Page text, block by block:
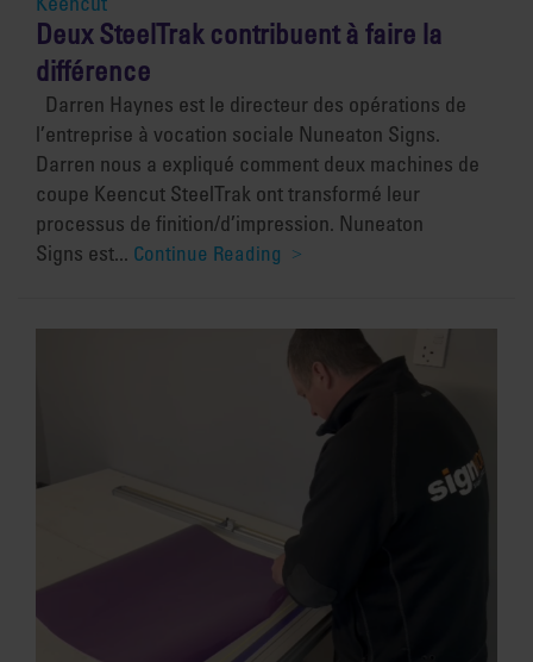
Deux SteelTrak contribuent à faire la
différence
Darren Haynes est le directeur des opérations de
l’entreprise à vocation sociale Nuneaton Signs.
Darren nous a expliqué comment deux machines de
coupe Keencut SteelTrak ont transformé leur
processus de finition/d’impression. Nuneaton
Signs est... Continue Reading